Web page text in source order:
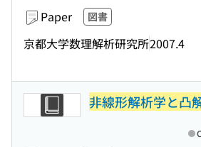
Paper 図書
京都大学数理解析研究所2007.4
非線形解析学と凸